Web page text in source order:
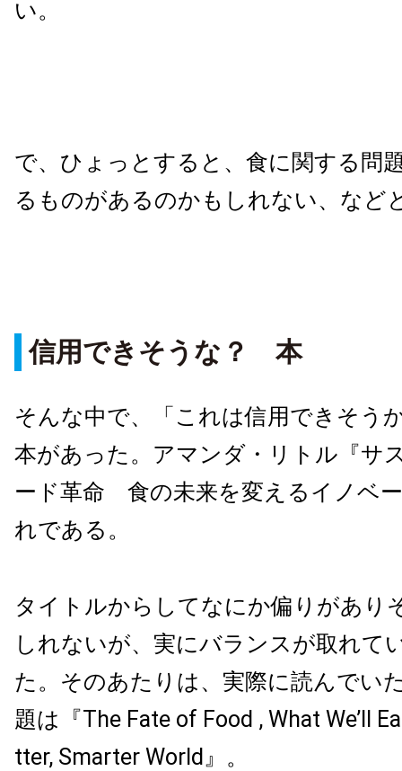
い。
で、ひょっとすると、食に関する問
るものがあるのかもしれない、など
信用できそうな？ 本
そんな中で、「これは信用できそう
本があった。アマンダ・リトル『サ
ード革命 食の未来を変えるイノベ
れである。
タイトルからしてなにか偏りがあり
しれないが、実にバランスが取れて
た。そのあたりは、実際に読んでい
題は『The Fate of Food , What We’ll
tter, Smarter World』。